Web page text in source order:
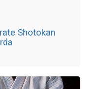
Shotokan